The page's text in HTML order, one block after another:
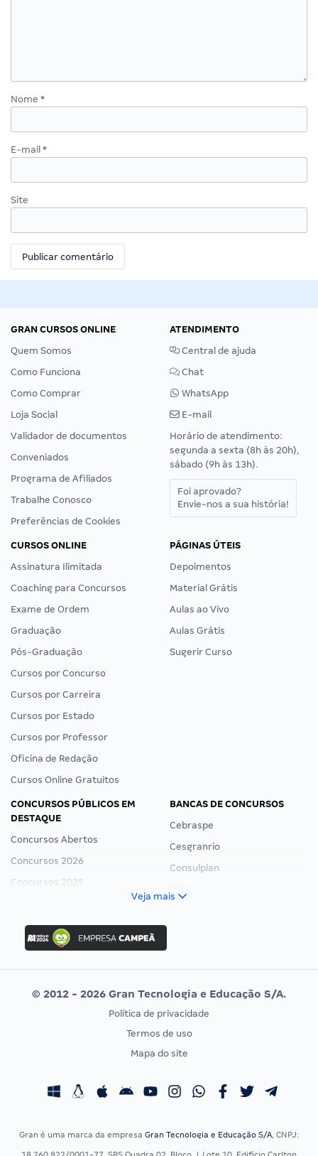
Nome *
E-mail *
Site
GRAN CURSOS ONLINE
Quem Somos
Como Funciona
Como Comprar
Loja Social
Validador de documentos
Conveniados
Programa de Afiliados
Trabalhe Conosco
Preferências de Cookies
ATENDIMENTO
Central de ajuda
Chat
WhatsApp
E-mail
Horário de atendimento:
segunda a sexta (8h às 20h),
sábado (9h às 13h).
Foi aprovado?
Envie-nos a sua história!
CURSOS ONLINE
Assinatura Ilimitada
Coaching para Concursos
Exame de Ordem
Graduação
Pós-Graduação
Cursos por Concurso
Cursos por Carreira
Cursos por Estado
Cursos por Professor
Oficina de Redação
Cursos Online Gratuitos
PÁGINAS ÚTEIS
Depoimentos
Material Grátis
Aulas ao Vivo
Aulas Grátis
Sugerir Curso
CONCURSOS PÚBLICOS EM
DESTAQUE
Concursos Abertos
Concursos 2026
Concursos 2025
Concurso Ibama
Concurso MPU
Editais publicados
BANCAS DE CONCURSOS
Cebraspe
Cesgranrio
Consulplan
Vunesp
CONCURSOS POR PROFISSÃO
Concursos Fiscais
EXAME DE ORDEM
Calendário OAB
Veja mais
© 2012 - 2026 Gran Tecnologia e Educação S/A.
Política de privacidade
Termos de uso
Mapa do site
Gran é uma marca da empresa Gran Tecnologia e Educação S/A, CNPJ: